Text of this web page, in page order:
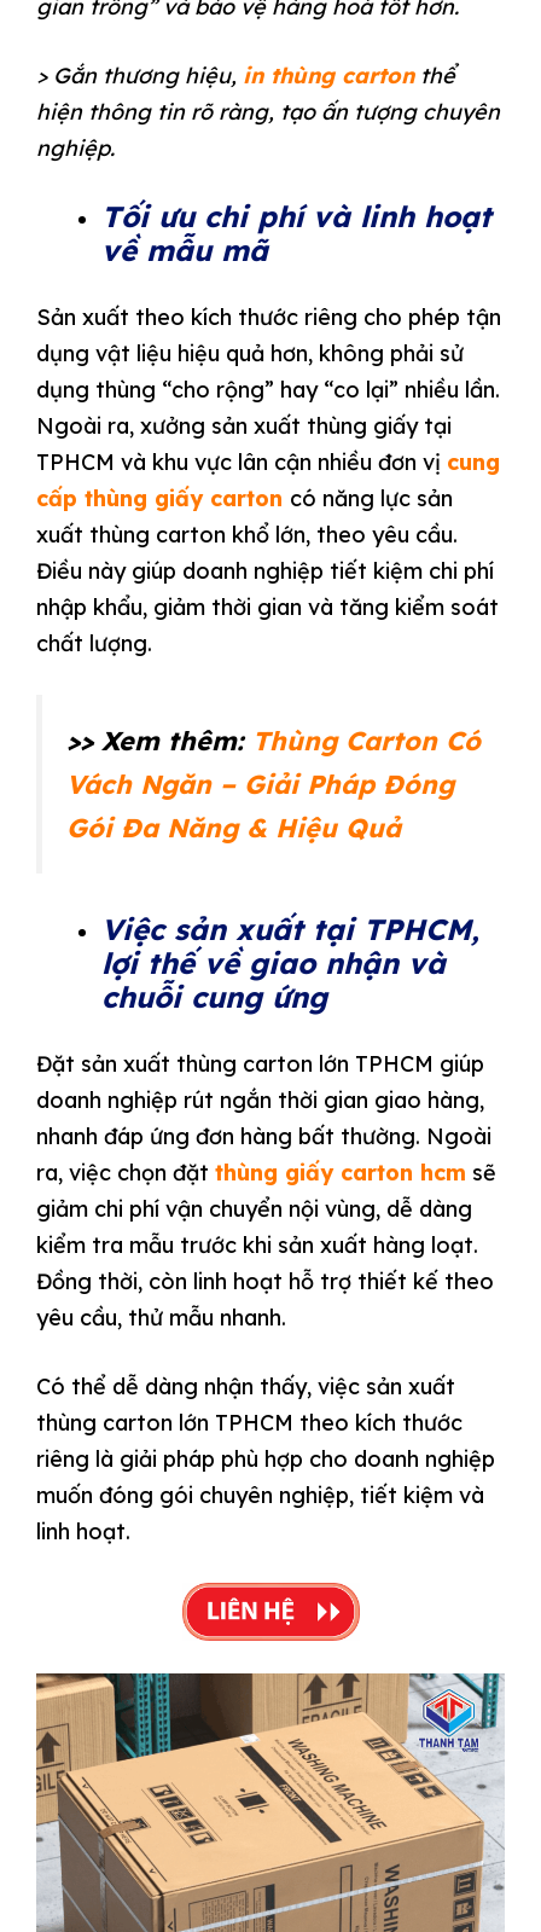
gian trống” và bảo vệ hàng hoá tốt hơn.
> Gắn thương hiệu, in thùng cartonthể
hiện thông tin rõ ràng, tạo ấn tượng chuyên
nghiệp.
Tối ưu chi phí và linh hoạt
về mẫu mã
Sản xuất theo kích thước riêng cho phép tận
dụng vật liệu hiệu quả hơn, không phải sử
dụng thùng “cho rộng” hay “co lại” nhiều lần.
Ngoài ra, xưởng sản xuất thùng giấy tại
TPHCM và khu vực lân cận nhiều đơn vị cung
cấp thùng giấy carton có năng lực sản
xuất thùng carton khổ lớn, theo yêu cầu.
Điều này giúp doanh nghiệp tiết kiệm chi phí
nhập khẩu, giảm thời gian và tăng kiểm soát
chất lượng.
>> Xem thêm: Thùng Carton Có
Vách Ngăn – Giải Pháp Đóng
Gói Đa Năng & Hiệu Quả
Việc sản xuất tại TPHCM,
lợi thế về giao nhận và
chuỗi cung ứng
Đặt sản xuất thùng carton lớn TPHCM giúp
doanh nghiệp rút ngắn thời gian giao hàng,
nhanh đáp ứng đơn hàng bất thường. Ngoài
ra, việc chọn đặt thùng giấy carton hcm sẽ
giảm chi phí vận chuyển nội vùng, dễ dàng
kiểm tra mẫu trước khi sản xuất hàng loạt.
Đồng thời, còn linh hoạt hỗ trợ thiết kế theo
yêu cầu, thử mẫu nhanh.
Có thể dễ dàng nhận thấy, việc sản xuất
thùng carton lớn TPHCM theo kích thước
riêng là giải pháp phù hợp cho doanh nghiệp
muốn đóng gói chuyên nghiệp, tiết kiệm và
linh hoạt.